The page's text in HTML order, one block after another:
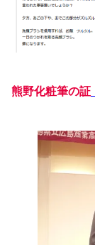
熊野化粧筆の証